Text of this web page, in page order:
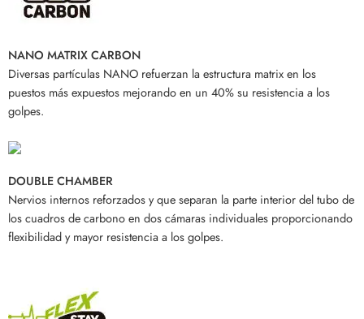
NANO MATRIX CARBON
Diversas partículas NANO refuerzan la estructura matrix en los
puestos más expuestos mejorando en un 40% su resistencia a los
golpes.
DOUBLE CHAMBER
Nervios internos reforzados y que separan la parte interior del tubo de
los cuadros de carbono en dos cámaras individuales proporcionando
flexibilidad y mayor resistencia a los golpes.